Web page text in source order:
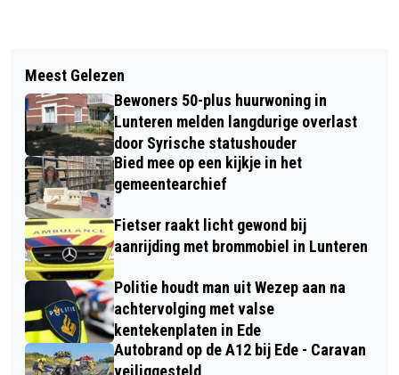
DE HERSENSTICHTING BEDANKT ALLE
GULLE GEVERS EN VRIJWILLIGERS
STUDIO 100 BIEDT STUDENTEN UNIEK
KIJKJE ACHTER DE SCHERMEN BIJ
40-45, DE MUSICAL
Meest Gelezen
Bewoners 50-plus huurwoning in
Lunteren melden langdurige overlast
door Syrische statushouder
Bied mee op een kijkje in het
gemeentearchief
Fietser raakt licht gewond bij
aanrijding met brommobiel in Lunteren
Politie houdt man uit Wezep aan na
achtervolging met valse
kentekenplaten in Ede
Autobrand op de A12 bij Ede - Caravan
veiliggesteld